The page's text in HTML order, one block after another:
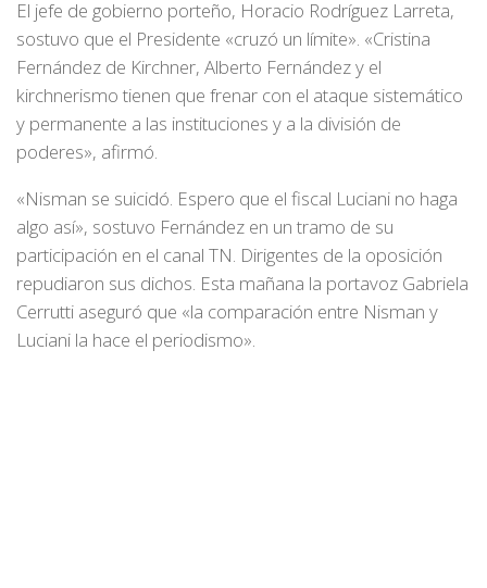
El jefe de gobierno porteño, Horacio Rodríguez Larreta,
sostuvo que el Presidente «cruzó un límite». «Cristina
Fernández de Kirchner, Alberto Fernández y el
kirchnerismo tienen que frenar con el ataque sistemático
y permanente a las instituciones y a la división de
poderes», afirmó.
«Nisman se suicidó. Espero que el fiscal Luciani no haga
algo así», sostuvo Fernández en un tramo de su
participación en el canal TN. Dirigentes de la oposición
repudiaron sus dichos. Esta mañana la portavoz Gabriela
Cerrutti aseguró que «la comparación entre Nisman y
Luciani la hace el periodismo».